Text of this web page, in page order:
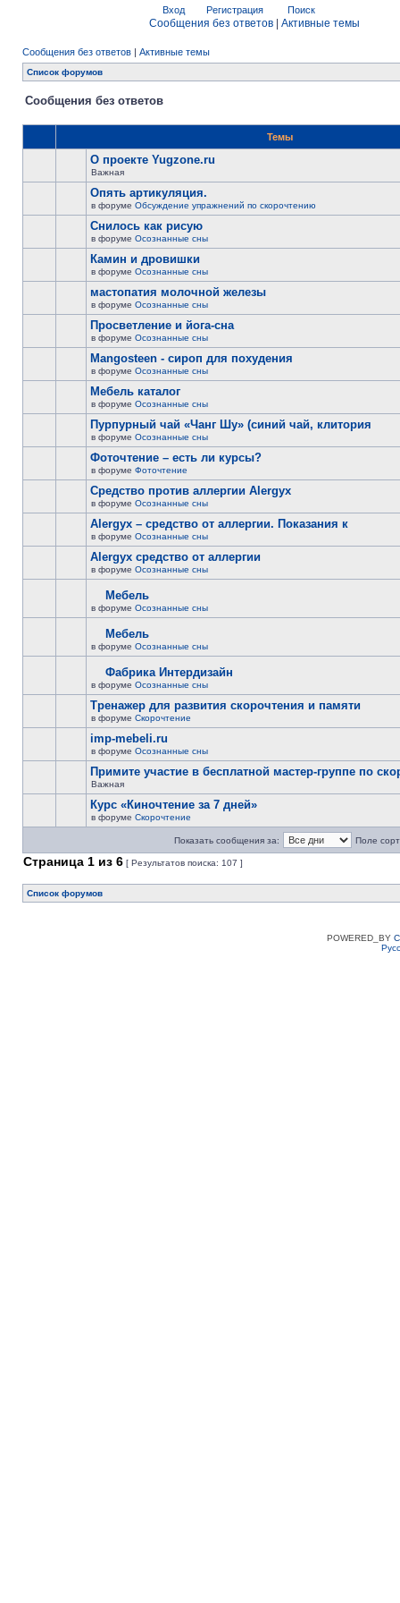
Вход Регистрация Поиск
Сообщения без ответов Активные темы
Сообщения без ответов | Активные темы
Список форумов
Сообщения без ответов
Темы
О проекте Yugzone.ru
Важная
Опять артикуляция.
в форуме Обсуждение упражнений по скорочтению
Снилось как рисую
в форуме Осознанные сны
Камин и дровишки
в форуме Осознанные сны
мастопатия молочной железы
в форуме Осознанные сны
Просветление и йога-сна
в форуме Осознанные сны
Mangosteen - сироп для похудения
в форуме Осознанные сны
Мебель каталог
в форуме Осознанные сны
Пурпурный чай «Чанг Шу» (синий чай, клитория
в форуме Осознанные сны
Фоточтение – есть ли курсы?
в форуме Фоточтение
Cредство против аллергии Alergyx
в форуме Осознанные сны
Alergyx – средство от аллергии. Показания к
в форуме Осознанные сны
Alergyx средство от аллергии
в форуме Осознанные сны
Мебель
в форуме Осознанные сны
Мебель
в форуме Осознанные сны
Фабрика Интердизайн
в форуме Осознанные сны
Тренажер для развития скорочтения и памяти
в форуме Скорочтение
imp-mebeli.ru
в форуме Осознанные сны
Примите участие в бесплатной мастер-группе по
Важная
Курс «Киночтение за 7 дней»
в форуме Скорочтение
Показать сообщения за: Поле
Страница 1 из 6 [ Результатов поиска: 107 ]
Список форумов
POWERED_BY